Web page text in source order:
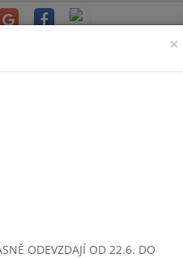
×
ODEVZDAJÍ OD 22.6. DO